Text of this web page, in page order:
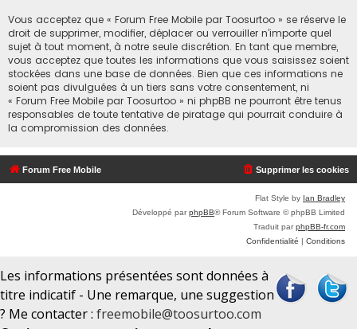
Vous acceptez que « Forum Free Mobile par Toosurtoo » se réserve le
droit de supprimer, modifier, déplacer ou verrouiller n’importe quel
sujet à tout moment, à notre seule discrétion. En tant que membre,
vous acceptez que toutes les informations que vous saisissez soient
stockées dans une base de données. Bien que ces informations ne
soient pas divulguées à un tiers sans votre consentement, ni
« Forum Free Mobile par Toosurtoo » ni phpBB ne pourront être tenus
responsables de toute tentative de piratage qui pourrait conduire à
la compromission des données.
Forum Free Mobile Supprimer les cookies
Flat Style by Ian Bradley
Développé parphpBB® Forum Software © phpBB Limited
Traduit parphpBB-fr.com
Confidentialité | Conditions
Les informations présentées sont données à
titre indicatif - Une remarque, une suggestion
? Me contacter : freemobile@toosurtoo.com